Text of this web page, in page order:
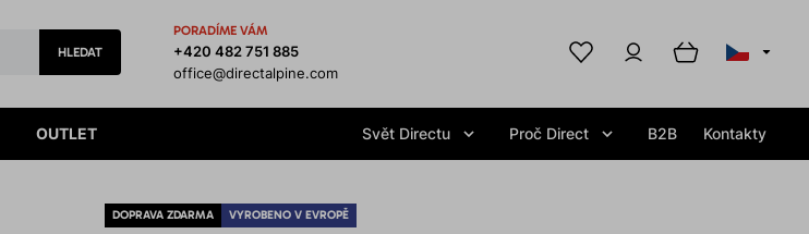
HLEDAT
PORADÍME VÁM
+420 482 751 885
office@directalpine.com
OUTLET Svět Directu Proč Direct B2B Kontakty
DOPRAVA ZDARMA VYROBENO V EVROPĚ